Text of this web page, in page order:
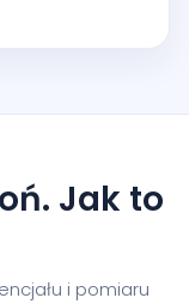
Jak to
i pomiaru